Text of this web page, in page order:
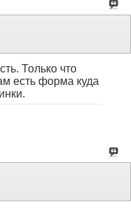
Только что
есть форма куда